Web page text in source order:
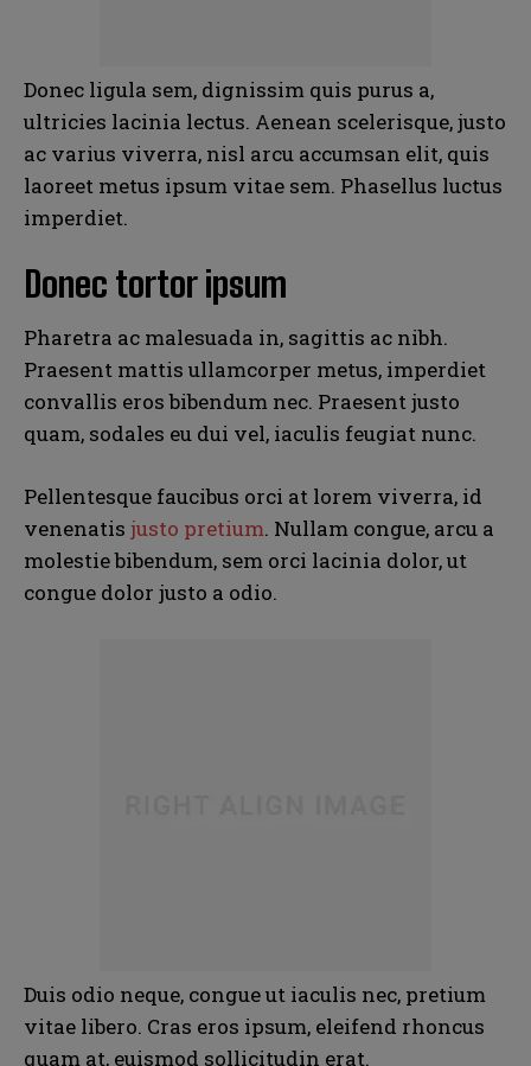
N
N
Donec ligula sem, dignissim quis purus a,
ultricies lacinia lectus. Aenean scelerisque, justo
ac varius viverra, nisl arcu accumsan elit, quis
laoreet metus ipsum vitae sem. Phasellus luctus
imperdiet.
Donec tortor ipsum
Pharetra ac malesuada in, sagittis ac nibh.
Praesent mattis ullamcorper metus, imperdiet
convallis eros bibendum nec. Praesent justo
quam, sodales eu dui vel, iaculis feugiat nunc.
Pellentesque faucibus orci at lorem viverra, id
venenatis justo pretium. Nullam congue, arcu a
molestie bibendum, sem orci lacinia dolor, ut
congue dolor justo a odio.
Duis odio neque, congue ut iaculis nec, pretium
vitae libero. Cras eros ipsum, eleifend rhoncus
quam at, euismod sollicitudin erat.